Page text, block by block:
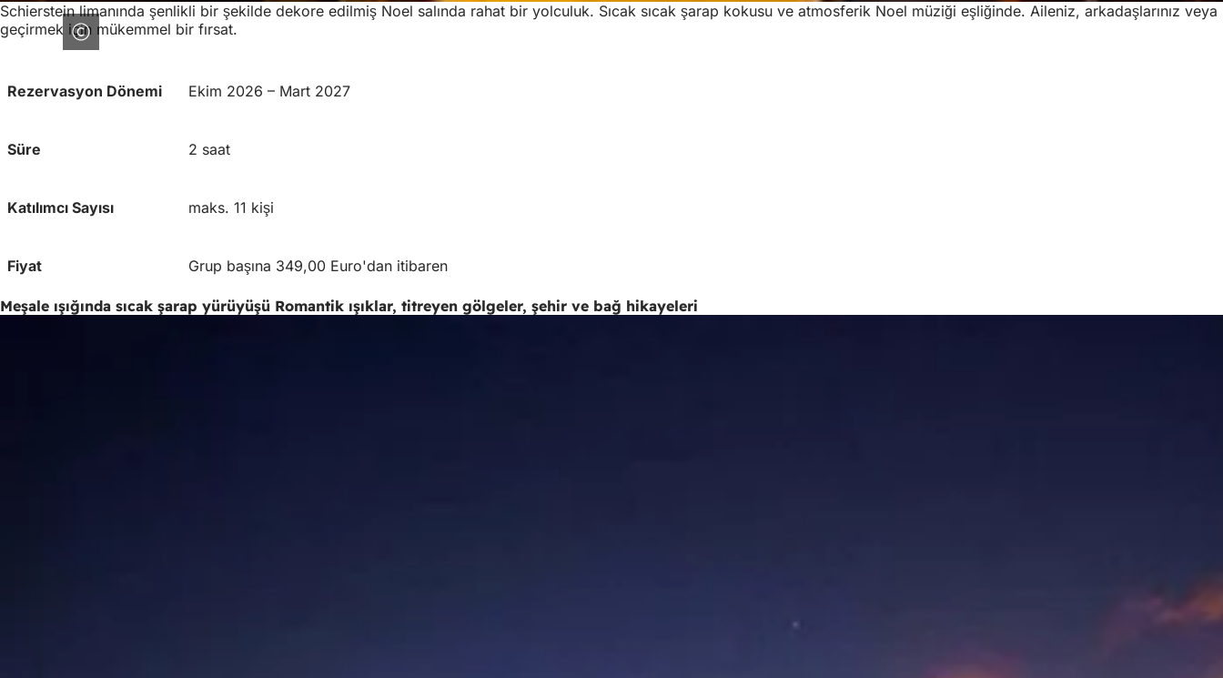
Schierstein limanında şenlikli bir şekilde dekore edilmiş Noel salında rahat bir yolculuk. Sıcak sıcak şarap kokusu ve atmosferik Noel müziği eşliğinde. Aileniz, arkadaşlarınız
geçirmek için mükemmel bir fırsat.
Rezervasyon Dönemi Ekim 2026 – Mart 2027
Süre 2 saat
Katılımcı Sayısı maks. 11 kişi
Fiyat Grup başına 349,00 Euro'dan itibaren
Meşale ışığında sıcak şarap yürüyüşü Romantik ışıklar, titreyen gölgeler, şehir ve bağ hikayeleri